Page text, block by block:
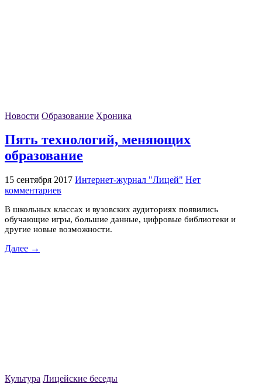
Новости Образование Хроника
Пять технологий, меняющих
образование
15 сентября 2017 Интернет-журнал "Лицей" Нет
комментариев
В школьных классах и вузовских аудиториях появились
обучающие игры, большие данные, цифровые библиотеки и
другие новые возможности.
Далее →
Культура Лицейские беседы